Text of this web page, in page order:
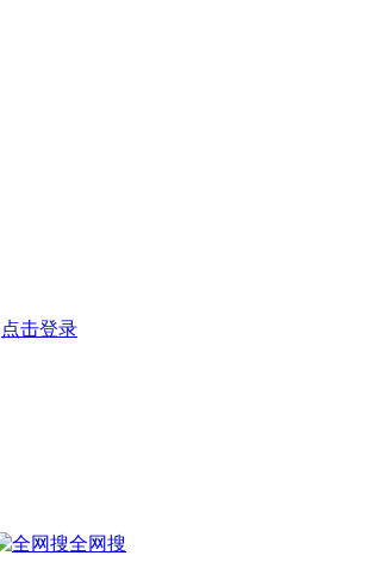
点击登录
全网搜